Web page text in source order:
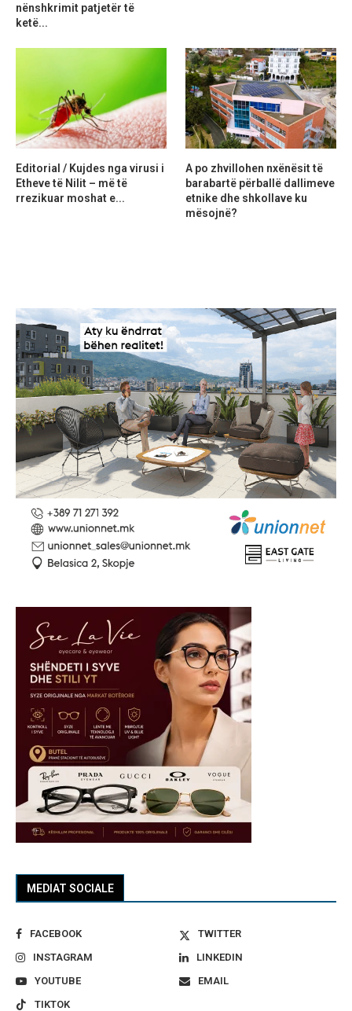
MEDIAT SOCIALE
FACEBOOK
TWITTER
INSTAGRAM
LINKEDIN
YOUTUBE
EMAIL
TIKTOK
nënshkrimit patjetër të
ketë...
Editorial / Kujdes nga virusi i
Etheve të Nilit – më të
rrezikuar moshat e...
A po zhvillohen nxënësit të
barabartë përballë dallimeve
etnike dhe shkollave ku
mësojnë?